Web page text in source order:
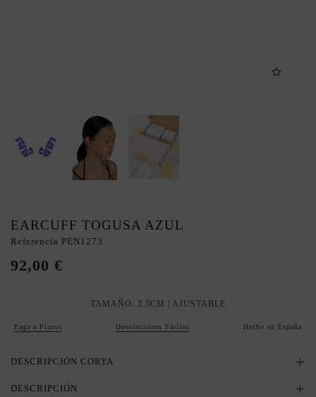
EARCUFF TOGUSA AZUL
Referencia PEN1273
92,00 €
TAMAÑO: 2.5CM | AJUSTABLE
Paga a Plazos Devoluciones Fáciles Hecho en España
DESCRIPCIÓN CORTA
DESCRIPCIÓN